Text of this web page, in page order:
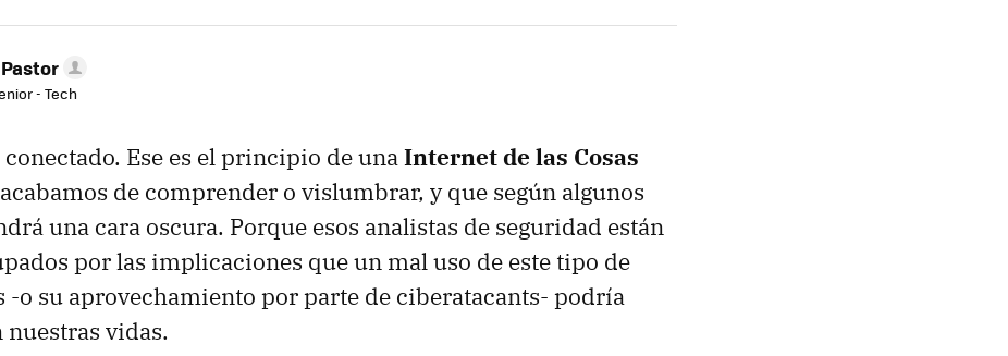
- Tech
Ese es el principio de unaInternet de las Cosas
de comprender o vislumbrar, y que según algunos
una cara oscura. Porque esos analistas de seguridad están
por las implicaciones que un mal uso de este tipo de
-o su aprovechamiento por parte de ciberatacants- podría
vidas.